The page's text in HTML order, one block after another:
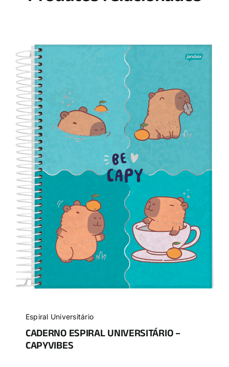
Espiral Universitário
CADERNO ESPIRAL UNIVERSITÁRIO –
CAPYVIBES